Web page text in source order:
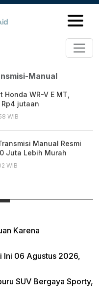
Manual
Manual
Honda WR-V E MT,
jutaan
WIB
Manual Resmi
Juta Lebih Murah
WIB
Karena
Ini 06 Agustus 2026,
SUV Bergaya Sporty,